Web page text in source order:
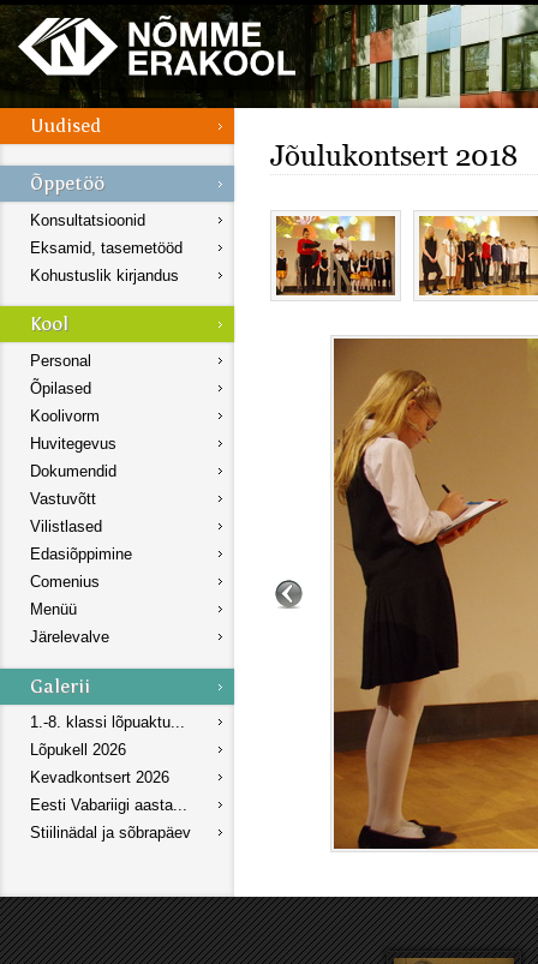
Konsultatsioonid
Eksamid, tasemetööd
Kohustuslik kirjandus
Personal
Õpilased
Koolivorm
Huvitegevus
Dokumendid
Vastuvõtt
Vilistlased
Edasiõppimine
Comenius
Menüü
Järelevalve
1.-8. klassi lõpuaktu...
Lõpukell 2026
Kevadkontsert 2026
Eesti Vabariigi aasta...
Stiilinädal ja sõbrapäev
Jõulukontsert 2018